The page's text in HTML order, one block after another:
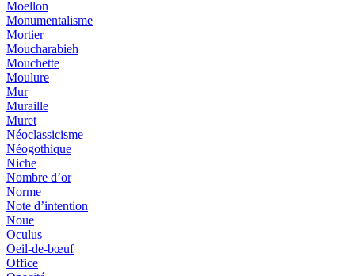
Moellon
Monumentalisme
Mortier
Moucharabieh
Mouchette
Moulure
Mur
Muraille
Muret
Néoclassicisme
Néogothique
Niche
Nombre d’or
Norme
Note d’intention
Noue
Oculus
Oeil-de-bœuf
Office